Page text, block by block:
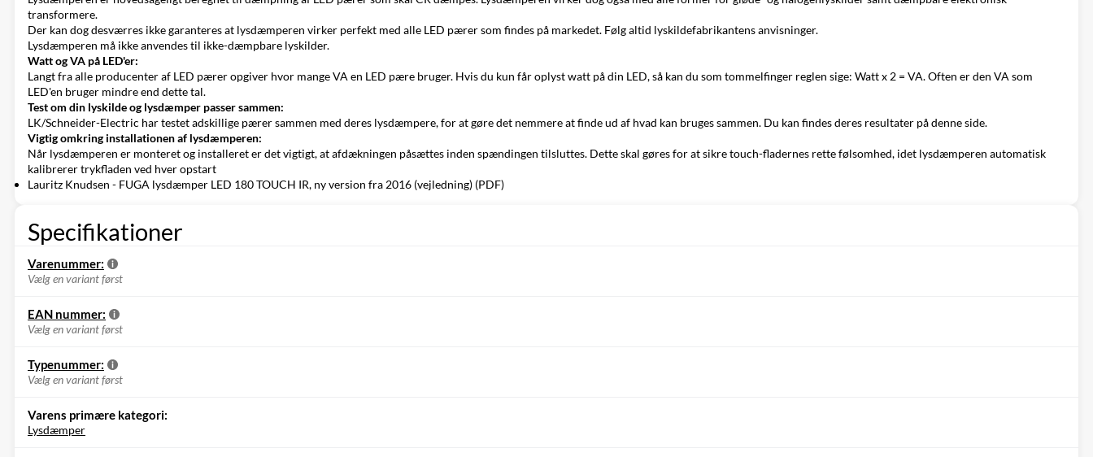
transformere.
Der kan dog desværres ikke garanteres at lysdæmperen virker perfekt med alle LED pærer som findes på markedet. Følg altid lyskildefabrikantens anvisninger.
Lysdæmperen må ikke anvendes til ikke-dæmpbare lyskilder.
Watt og VA på LED'er:
Langt fra alle producenter af LED pærer opgiver hvor mange VA en LED pære bruger. Hvis du kun får oplyst watt på din LED, så kan du som tommelfinger reglen sige: Watt x 2 = VA. Often er den VA som
LED'en bruger mindre end dette tal.
Test om din lyskilde og lysdæmper passer sammen:
LK/Schneider-Electric har testet adskillige pærer sammen med deres lysdæmpere, for at gøre det nemmere at finde ud af hvad kan bruges sammen. Du kan findes deres resultater på denne side.
Vigtig omkring installationen af lysdæmperen:
Når lysdæmperen er monteret og installeret er det vigtigt, at afdækningen påsættes inden spændingen tilsluttes. Dette skal gøres for at sikre touch-fladernes rette følsomhed, idet lysdæmperen automatisk
kalibrerer trykfladen ved hver opstart
Lauritz Knudsen - FUGA lysdæmper LED 180 TOUCH IR, ny version fra 2016 (vejledning) (PDF)
Specifikationer
Varenummer:
Vælg en variant først
EAN nummer:
Vælg en variant først
Typenummer:
Vælg en variant først
Varens primære kategori:
Lysdæmper